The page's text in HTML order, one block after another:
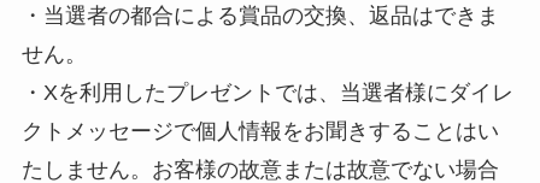
・当選者の都合による賞品の交換、返品はできま
せん。
・Xを利用したプレゼントでは、当選者様にダイレ
クトメッセージで個人情報をお聞きすることはい
たしません。お客様の故意または故意でない場合